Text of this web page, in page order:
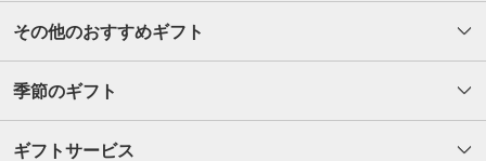
その他のおすすめギフト
季節のギフト
ギフトサービス